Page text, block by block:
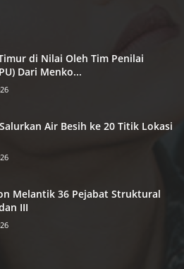
di Nilai Oleh Tim Penilai
Dari Menko...
Air Besih ke 20 Titik Lokasi
Melantik 36 Pejabat Struktural
III